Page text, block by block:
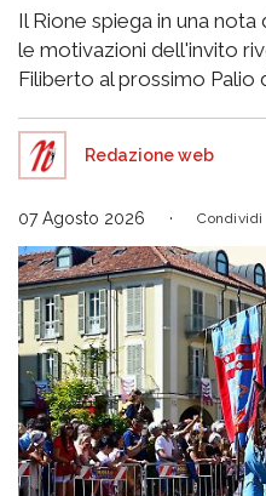
Il Rione spiega in una nota
le motivazioni dell'invito
Filiberto al prossimo Palio
Redazione web
07 Agosto 2026 Condividi